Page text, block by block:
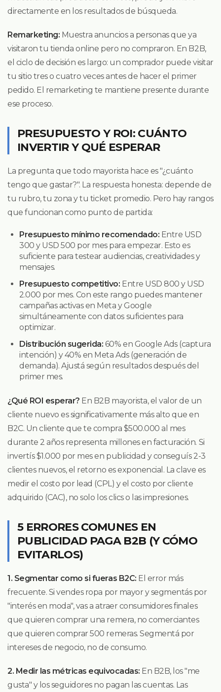
directamente en los resultados de búsqueda.
Remarketing: Muestra anuncios a personas que ya
visitaron tu tienda online pero no compraron. En B2B,
el ciclo de decisión es largo: un comprador puede visitar
tu sitio tres o cuatro veces antes de hacer el primer
pedido. El remarketing te mantiene presente durante
ese proceso.
PRESUPUESTO Y ROI: CUÁNTO
INVERTIR Y QUÉ ESPERAR
La pregunta que todo mayorista hace es "¿cuánto
tengo que gastar?". La respuesta honesta: depende de
tu rubro, tu zona y tu ticket promedio. Pero hay rangos
que funcionan como punto de partida:
Presupuesto mínimo recomendado: Entre USD
300 y USD 500 por mes para empezar. Esto es
suficiente para testear audiencias, creatividades y
mensajes.
Presupuesto competitivo: Entre USD 800 y USD
2.000 por mes. Con este rango puedes mantener
campañas activas en Meta y Google
simultáneamente con datos suficientes para
optimizar.
Distribución sugerida: 60% en Google Ads (captura
intención) y 40% en Meta Ads (generación de
demanda). Ajustá según resultados después del
primer mes.
¿Qué ROI esperar? En B2B mayorista, el valor de un
cliente nuevo es significativamente más alto que en
B2C. Un cliente que te compra $500.000 al mes
durante 2 años representa millones en facturación. Si
invertís $1.000 por mes en publicidad y conseguís 2-3
clientes nuevos, el retorno es exponencial. La clave es
medir el costo por lead (CPL) y el costo por cliente
adquirido (CAC), no solo los clics o las impresiones.
5 ERRORES COMUNES EN
PUBLICIDAD PAGA B2B (Y CÓMO
EVITARLOS)
1. Segmentar como si fueras B2C: El error más
frecuente. Si vendes ropa por mayor y segmentás por
"interés en moda", vas a atraer consumidores finales
que quieren comprar una remera, no comerciantes
que quieren comprar 500 remeras. Segmentá por
intereses de negocio, no de consumo.
2. Medir las métricas equivocadas: En B2B, los "me
gusta" y los seguidores no pagan las cuentas. Las